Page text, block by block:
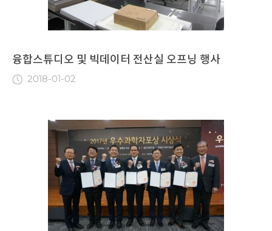
융합스튜디오 및 빅데이터 전산실 오프닝 행사
2018-01-02